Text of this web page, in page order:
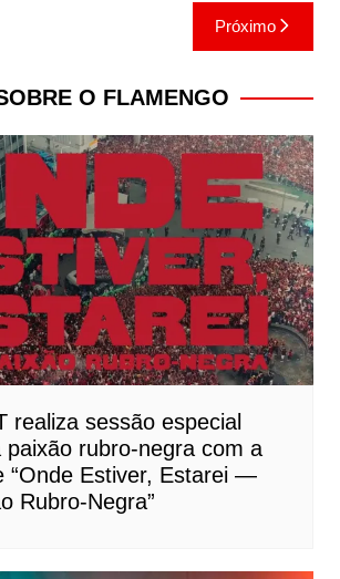
Próximo
O FLAMENGO
realiza sessão especial
paixão rubro-negra com a
“Onde Estiver, Estarei —
Rubro-Negra”